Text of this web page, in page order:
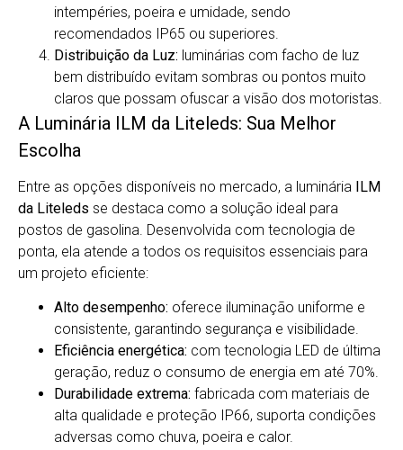
intempéries, poeira e umidade, sendo
recomendados IP65 ou superiores.
Distribuição da Luz: luminárias com facho de luz
bem distribuído evitam sombras ou pontos muito
claros que possam ofuscar a visão dos motoristas.
A Luminária ILM da Liteleds: Sua Melhor
Escolha
Entre as opções disponíveis no mercado, a luminária ILM
da Liteleds se destaca como a solução ideal para
postos de gasolina. Desenvolvida com tecnologia de
ponta, ela atende a todos os requisitos essenciais para
um projeto eficiente:
Alto desempenho: oferece iluminação uniforme e
consistente, garantindo segurança e visibilidade.
Eficiência energética: com tecnologia LED de última
geração, reduz o consumo de energia em até 70%.
Durabilidade extrema: fabricada com materiais de
alta qualidade e proteção IP66, suporta condições
adversas como chuva, poeira e calor.